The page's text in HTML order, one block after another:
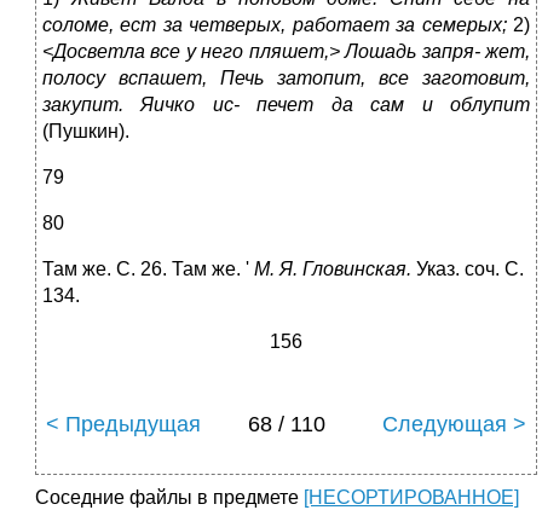
соломе, ест за четверых, работаетза семерых;2)
<Досветла все у него пляшет,> Лошадь запря- жет,
полосу вспашет, Печь затопит, все заготовит,
закупит. Яичко ис- печет да сам и облупит
(Пушкин).
79
80
Там же. С. 26. Там же. ' М. Я. Гловинская. Указ. соч. С.
134.
156
< Предыдущая 68 / 110 Следующая >
Соседние файлы в предмете [НЕСОРТИРОВАННОЕ]